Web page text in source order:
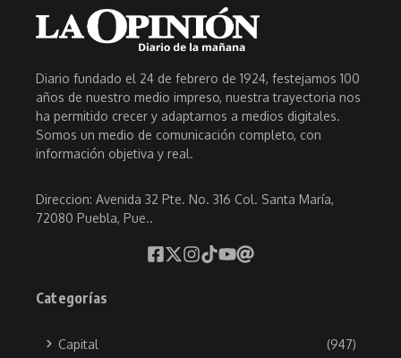
Diario fundado el 24 de febrero de 1924, festejamos 100
años de nuestro medio impreso, nuestra trayectoria nos
ha permitido crecer y adaptarnos a medios digitales.
Somos un medio de comunicación completo, con
información objetiva y real.
Direccion: Avenida 32 Pte. No. 316 Col. Santa María,
72080 Puebla, Pue..
Categorías
Capital (947)